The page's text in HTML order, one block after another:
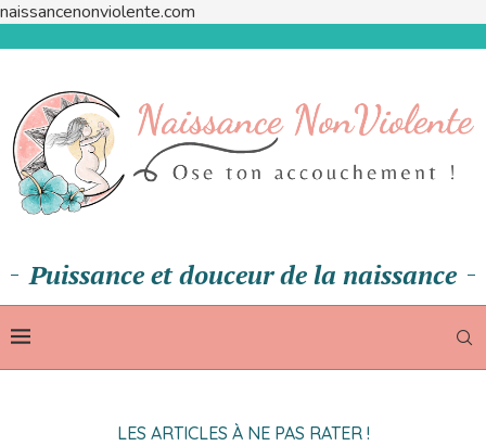
naissancenonviolente.com
Puissance et douceur de la naissance
LES ARTICLES À NE PAS RATER !